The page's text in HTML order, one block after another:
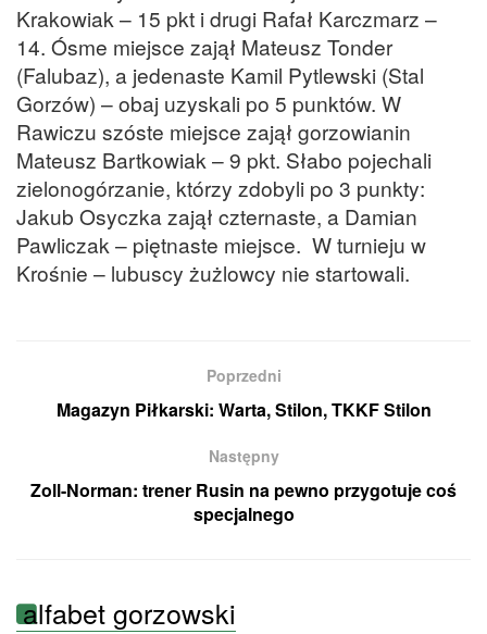
Krakowiak – 15 pkt i drugi Rafał Karczmarz –
14. Ósme miejsce zajął Mateusz Tonder
(Falubaz), a jedenaste Kamil Pytlewski (Stal
Gorzów) – obaj uzyskali po 5 punktów. W
Rawiczu szóste miejsce zajął gorzowianin
Mateusz Bartkowiak – 9 pkt. Słabo pojechali
zielonogórzanie, którzy zdobyli po 3 punkty:
Jakub Osyczka zajął czternaste, a Damian
Pawliczak – piętnaste miejsce. W turnieju w
Krośnie – lubuscy żużlowcy nie startowali.
Poprzedni
Magazyn Piłkarski: Warta, Stilon, TKKF Stilon
Następny
Zoll-Norman: trener Rusin na pewno przygotuje coś
specjalnego
alfabet gorzowski